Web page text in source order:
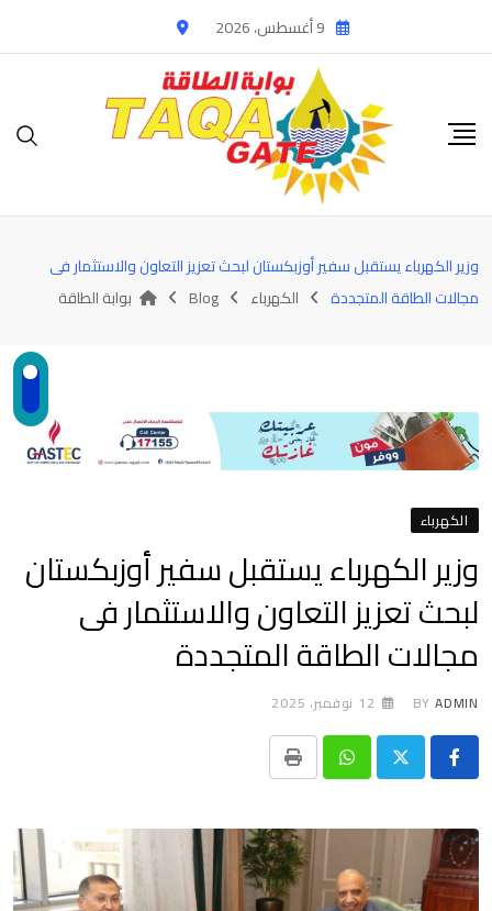
to
9 أغسطس، 2026
وزير الكهرباء يستقبل سفير أوزبكستان لبحث تعزيز التعاون والاستثمار فى
مجالات الطاقة المتجددة
الكهرباء Blog بوابة الطاقة
الكهرباء
وزير الكهرباء يستقبل سفير أوزبكستان
لبحث تعزيز التعاون والاستثمار فى
مجالات الطاقة المتجددة
BY ADMIN 12 نوفمبر، 2025
Whatsapp
Print